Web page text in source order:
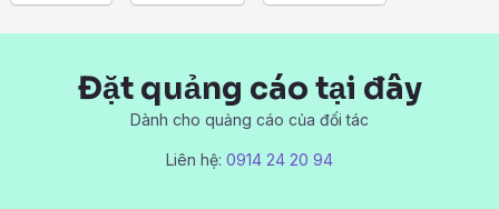
Đặt quảng cáo tại đây
Dành cho quảng cáo của đối tác
Liên hệ: 0914 24 20 94